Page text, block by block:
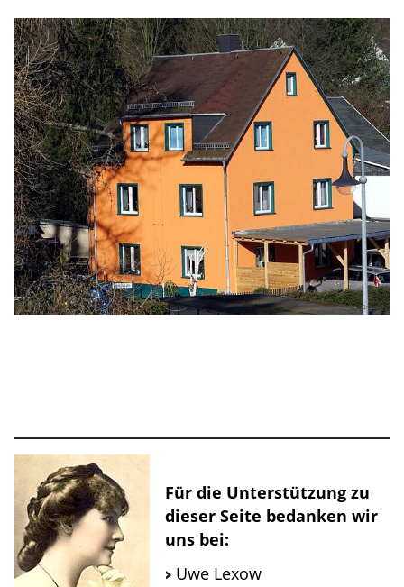
Für die Unterstützung zu
dieser Seite bedanken wir
uns bei:
Uwe Lexow